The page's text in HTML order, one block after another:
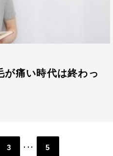
が痛い時代は終わっ
3 ･･･ 5